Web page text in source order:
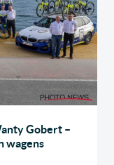
Gobert –
wagens